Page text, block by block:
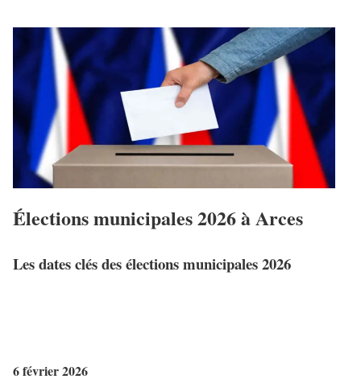
Élections municipales 2026 à Arces
Les dates clés des élections municipales 2026
6 février 2026